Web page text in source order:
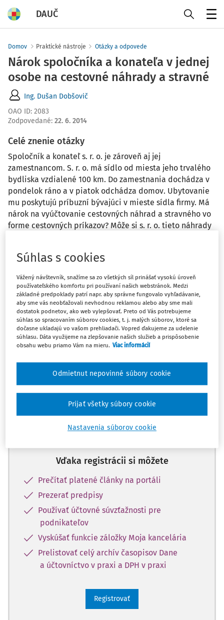
DAUČ
Domov Praktické nástroje Otázky a odpovede
Nárok spoločníka a konateľa v jednej
osobe na cestovné náhrady a stravné
Ing. Dušan Dobšovič
OAO ID: 2083
Zodpovedané: 22. 6. 2014
Celé znenie otázky
Spoločník a konateľ s. r. o. je zároveň aj jej
zamestnancom. S. r. o. má sídlo od miesta jeho trvalého
bydliska vzdialené 100 km. Do zamestnania dochádza v
pondelok ráno a v piatok odchádza domov. Ubytovanie
mu poskytujú príbuzní bývajúci v mieste sídla firmy. Má
nárok na vyúčtovanie cestovných náhrad a stravného vo
forme cestovných príkazov? Môže si s. r. o. tieto náhrady
Odpoveď
Máte predplatné? Prihláste sa
Celý dokument je len pre predplatiteľov.
Zaregistrujte sa a získajte
10 dní.
Vďaka registrácii si môžete
Prečítať platené články na portáli
Prezerať predpisy
Používať účtovné súvzťažnosti pre
podnikateľov
Vyskúšať funkcie záložky Moja kancelária
Prelistovať celý archív časopisov Dane
a účtovníctvo v praxi a DPH v praxi
Registrovať
Súhlas s cookies
Vážený návštevník, snažíme sa zo všetkých síl prinášať vysokú úroveň
používateľského komfortu pri používaní našich webstránok. Medzi
základné predpoklady patrí napr. aby správne fungovalo vyhľadávanie,
aby sme vás neobťažovali nevhodnou reklamou alebo aby sme mali
dostatok podnetov, ako web vylepšovať. Preto od Vás potrebujeme
súhlas so spracovaním súborov cookies, t. j. malých súborov, ktoré sa
dočasne ukladajú vo vašom prehliadači. Vopred ďakujeme za udelenie
súhlasu. Dáta využijeme na zlepšovanie našich služieb a prispôsobenie
obsahu webu priamo Vám na mieru. Viac informácií
Nastavenia súborov cookie
Odmietnut nepovinné súbory cookie
Prijať všetky súbory cookie